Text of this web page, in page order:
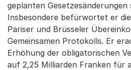
geplanten Gesetzesänderungen
Insbesondere befürwortet er
Pariser und Brüsseler
Gemeinsamen Protokolls. Er
Erhöhung der obligatorischen
auf 2,25 Milliarden Franken für